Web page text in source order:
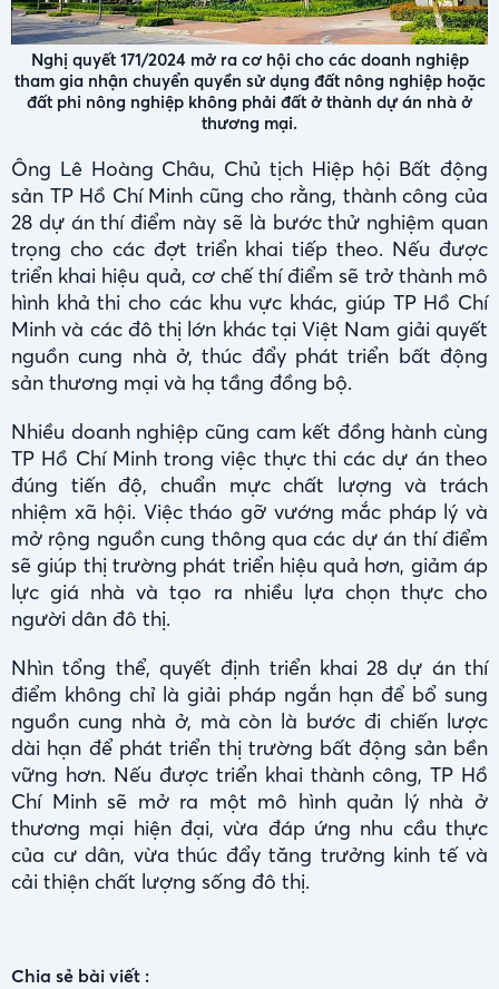
Nghị quyết 171/2024 mở ra cơ hội cho các doanh nghiệp
tham gia nhận chuyển quyền sử dụng đất nông nghiệp hoặc
đất phi nông nghiệp không phải đất ở thành dự án nhà ở
thương mại.
Ông Lê Hoàng Châu, Chủ tịch Hiệp hội Bất động
sản TP Hồ Chí Minh cũng cho rằng, thành công của
28 dự án thí điểm này sẽ là bước thử nghiệm quan
trọng cho các đợt triển khai tiếp theo. Nếu được
triển khai hiệu quả, cơ chế thí điểm sẽ trở thành mô
hình khả thi cho các khu vực khác, giúp TP Hồ Chí
Minh và các đô thị lớn khác tại Việt Nam giải quyết
nguồn cung nhà ở, thúc đẩy phát triển bất động
sản thương mại và hạ tầng đồng bộ.
Nhiều doanh nghiệp cũng cam kết đồng hành cùng
TP Hồ Chí Minh trong việc thực thi các dự án theo
đúng tiến độ, chuẩn mực chất lượng và trách
nhiệm xã hội. Việc tháo gỡ vướng mắc pháp lý và
mở rộng nguồn cung thông qua các dự án thí điểm
sẽ giúp thị trường phát triển hiệu quả hơn, giảm áp
lực giá nhà và tạo ra nhiều lựa chọn thực cho
người dân đô thị.
Nhìn tổng thể, quyết định triển khai 28 dự án thí
điểm không chỉ là giải pháp ngắn hạn để bổ sung
nguồn cung nhà ở, mà còn là bước đi chiến lược
dài hạn để phát triển thị trường bất động sản bền
vững hơn. Nếu được triển khai thành công, TP Hồ
Chí Minh sẽ mở ra một mô hình quản lý nhà ở
thương mại hiện đại, vừa đáp ứng nhu cầu thực
của cư dân, vừa thúc đẩy tăng trưởng kinh tế và
cải thiện chất lượng sống đô thị.
Chia sẻ bài viết :